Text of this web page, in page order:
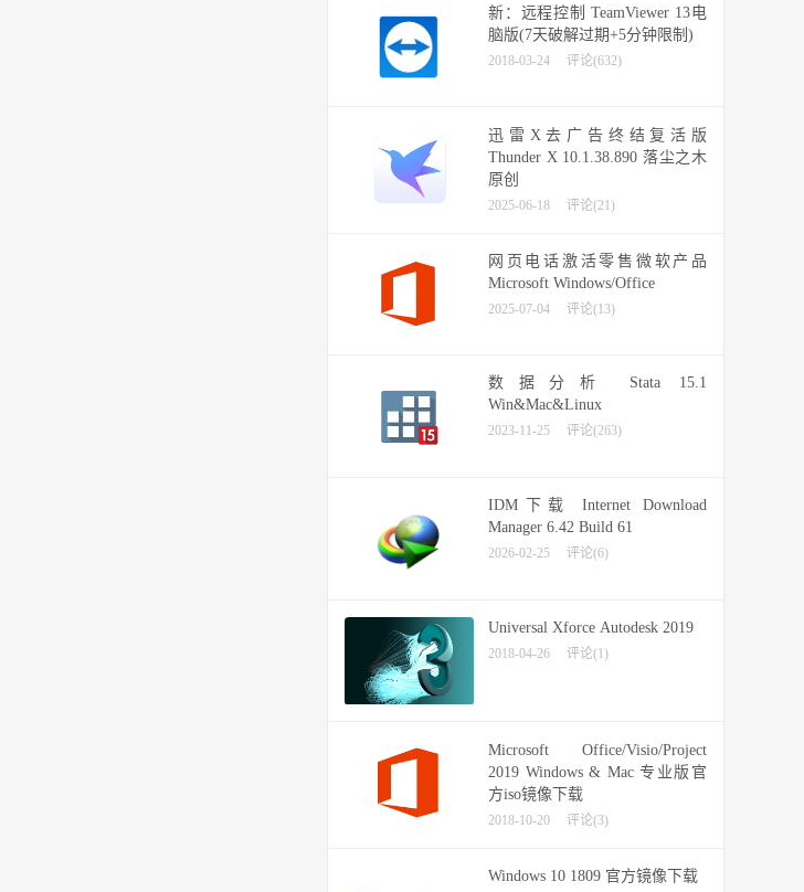
新：远程控制 TeamViewer 13电
脑版(7天破解过期+5分钟限制)
2018-03-24 评论(632)
迅雷X去广告终结复活版
Thunder X 10.1.38.890 落尘之木
原创
2025-06-18 评论(21)
网页电话激活零售微软产品
Microsoft Windows/Office
2025-07-04 评论(13)
数据分析 Stata 15.1
Win&Mac&Linux
2023-11-25 评论(263)
IDM下载 Internet Download
Manager 6.42 Build 61
2026-02-25 评论(6)
Universal Xforce Autodesk 2019
2018-04-26 评论(1)
Microsoft Office/Visio/Project
2019 Windows & Mac 专业版官
方iso镜像下载
2018-10-20 评论(3)
Windows 10 1809 官方镜像下载